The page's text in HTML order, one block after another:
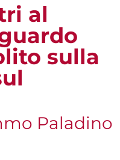
al
sulla
Paladino